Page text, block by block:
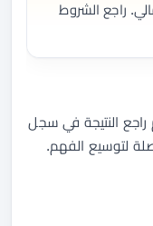
راجع الشروط
راجع النتيجة في سجل
لتوسيع الفهم.